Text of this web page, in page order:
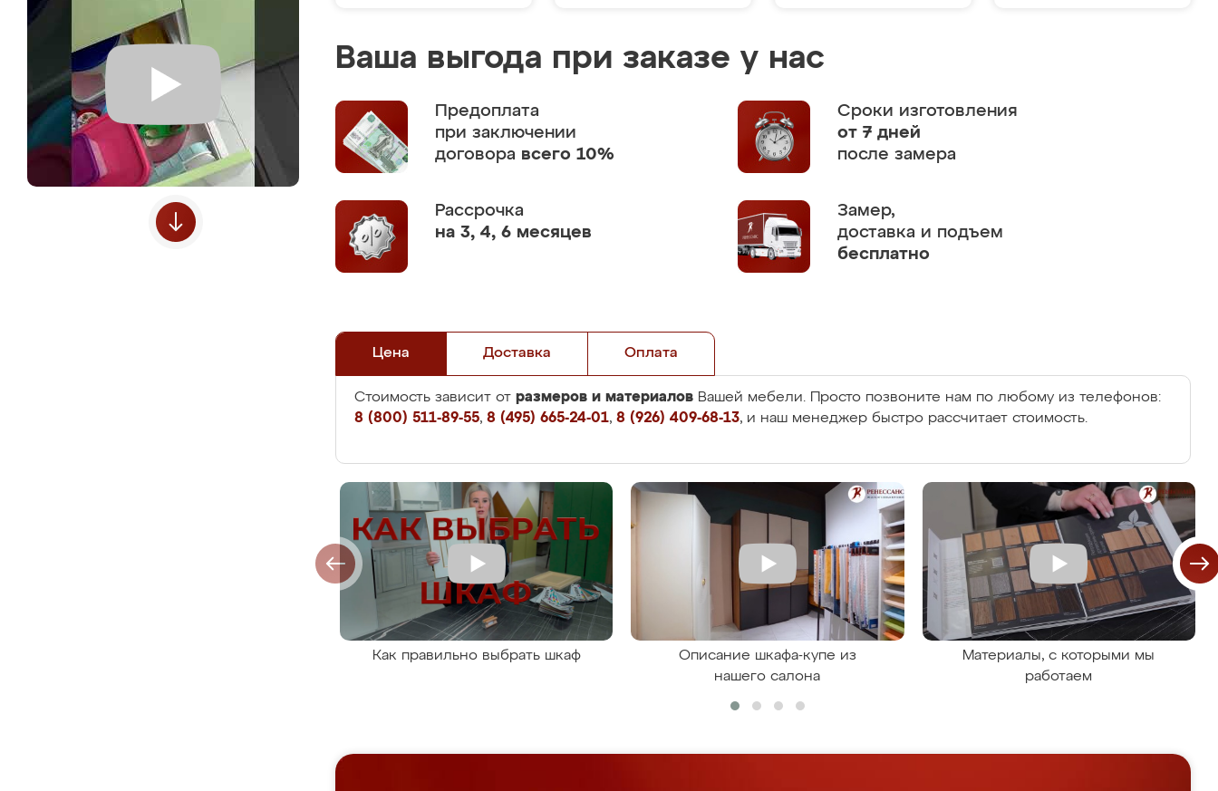
Ваша выгода при заказе у нас
Предоплата
при заключении
договора всего 10%
Сроки изготовления
от 7 дней
после замера
Рассрочка
на 3, 4, 6 месяцев
Замер,
доставка и подъем
бесплатно
Цена Доставка Оплата
Стоимость зависит от размеров и материалов Вашей мебели. Просто позвоните нам по любому из телефонов:
8 (800) 511-89-55, 8 (495) 665-24-01, 8 (926) 409-68-13, и наш менеджер быстро рассчитает стоимость.
Как правильно выбрать шкаф
Описание шкафа-купе из
нашего салона
Материалы, с которыми мы
работаем